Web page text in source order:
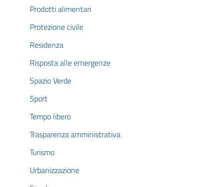
Prodotti alimentari
Protezione civile
Residenza
Risposta alle emergenze
Spazio Verde
Sport
Tempo libero
Trasparenza amministrativa
Turismo
Urbanizzazione